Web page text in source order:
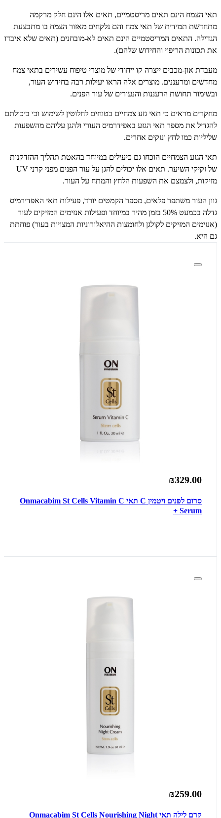
תאי הצמח הינם תאים מריסטמיים, תאים אלו הינם חלק מרקמה
מתחדשת תמידית של תאי צמח והם נלקחים מאזור הצמח בו מתבצעת
הגדילה. התאים המריסטמיים הינם תאים לא-מובחנים (תאים שלא איבדו
את תכונות הריפוי והחידוש שלהם).
מעבדת און-מכבים ייצרה קו ייחודי של מוצרי טיפוח עשירים בתאי צמח
מחדשים ומרעננים. מוצרים אלה הראו יעילות רבה בחידוש העור,
ובשימור תחושת הרעננות והנעורים של עור הפנים.
מחקרים מראים כי תאי גזע צמחיים בטוחים לחלוטין לשימוש וכי ביכולתם
להגדיל את מספר תאי הגזע באפידרמיס העורי ולהגן עליהם מהשפעות
שליליות כמו לחץ ונזקים אחרים.
תאי הגזע הצמחיים הוכחו גם כיעילים במיוחד בהאטת תהליך ההזדקנות
של זקיקי השיער. תאים אלו יכולים להגן על עור הפנים מפני קרני UV
מזיקות, ולצמצם את השפעות הלחץ והמתח על העור.
גוון העור משתפר פלאים, מספר הקמטים יורד, פעילות תאי האפדירמיס
גדלה בכמעט 50% בזמן מהיר במיוחד ופעילות אנזימים המזיקים לעור
(אנזימים המזיקים לקולגן ולחומצות ההיאלורוניות המצויות בעור) פוחתת
גם היא.
₪329.00
סרום לפנים ויטמין C תאי Onmacabim St Cells Vitamin C
+ Serum
₪259.00
קרם לילה תאי Onmacabim St Cells Nourishing Night